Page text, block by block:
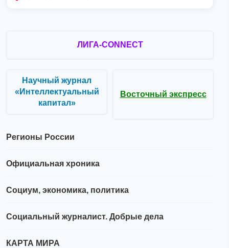
ЛИГА-CONNECT
Научный журнал
«Интеллектуальный
капитал»
Восточный экспресс
Регионы России
Официальная хроника
Социум, экономика, политика
Социальный журналист. Добрые дела
КАРТА МИРА